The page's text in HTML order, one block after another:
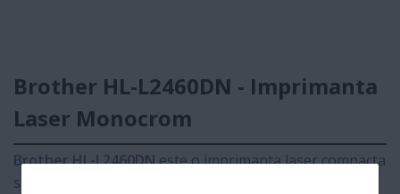
Brother HL-L2460DN - Imprimanta
Laser Monocrom
Brother HL-L2460DNeste o imprimanta laser compacta
si rapida, conceputa pentru a spori eficienta in birouri